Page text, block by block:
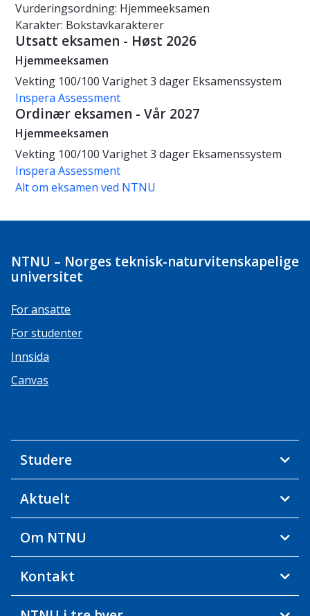
Vurderingsordning: Hjemmeeksamen
Karakter: Bokstavkarakterer
Utsatt eksamen - Høst 2026
Hjemmeeksamen
Vekting 100/100 Varighet3 dager Eksamenssystem
Inspera Assessment
Ordinær eksamen - Vår 2027
Hjemmeeksamen
Vekting 100/100 Varighet3 dager Eksamenssystem
Inspera Assessment
Alt om eksamen ved NTNU
NTNU – Norges teknisk-naturvitenskapelige
universitet
For ansatte
For studenter
Innsida
Canvas
Studere
Aktuelt
Om NTNU
Kontakt